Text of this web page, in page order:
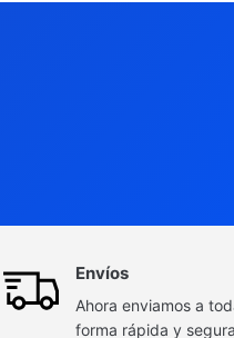
Envíos
Ahora enviamos a
forma rápida y